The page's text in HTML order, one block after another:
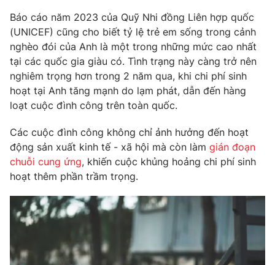
Nhân vật
Khán giả
Giải sao mai
Điện ảnh
Âm nhạc
Sao
Đời sống
Du lịch
Làm đẹp
Chất lượng cuộc sống
Giáo dục
Tuyển sinh
Học trực tuyến
Công nghệ
Sản phẩm
Thị trường
Tư vấn
Giao lưu trực tuyến
Lịch phát sóng
Chuyên mục khác
Báo cáo năm 2023 của Quỹ Nhi đồng Liên hợp quốc
(UNICEF) cũng cho biết tỷ lệ trẻ em sống trong cảnh
nghèo đói của Anh là một trong những mức cao nhất
tại các quốc gia giàu có. Tình trạng này càng trở nên
nghiêm trọng hơn trong 2 năm qua, khi chi phí sinh
hoạt tại Anh tăng mạnh do lạm phát, dẫn đến hàng
loạt cuộc đình công trên toàn quốc.
Các cuộc đình công không chỉ ảnh hưởng đến hoạt
động sản xuất kinh tế - xã hội mà còn làm gián đoạn
chuỗi cung ứng, khiến cuộc khủng hoảng chi phí sinh
hoạt thêm phần trầm trọng.